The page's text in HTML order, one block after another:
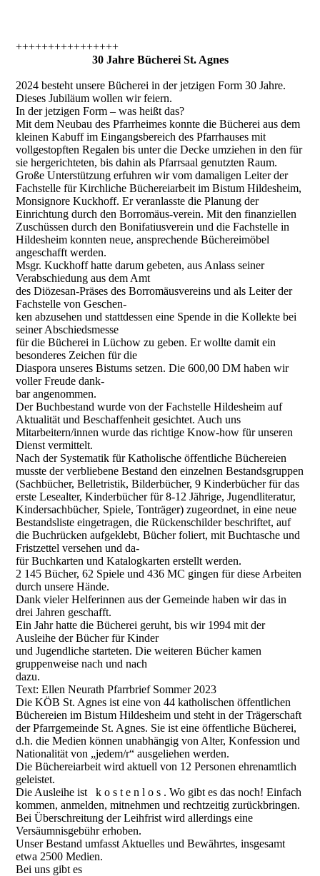
++++++++++++++++
30 Jahre Bücherei St. Agnes
2024 besteht unsere Bücherei in der jetzigen Form 30 Jahre.
Dieses Jubiläum wollen wir feiern.
In der jetzigen Form – was heißt das?
Mit dem Neubau des Pfarrheimes konnte die Bücherei aus dem
kleinen Kabuff im Eingangsbereich des Pfarrhauses mit
vollgestopften Regalen bis unter die Decke umziehen in den für
sie hergerichteten, bis dahin als Pfarrsaal genutzten Raum.
Große Unterstützung erfuhren wir vom damaligen Leiter der
Fachstelle für Kirchliche Büchereiarbeit im Bistum Hildesheim,
Monsignore Kuckhoff. Er veranlasste die Planung der
Einrichtung durch den Borromäus-verein. Mit den finanziellen
Zuschüssen durch den Bonifatiusverein und die Fachstelle in
Hildesheim konnten neue, ansprechende Büchereimöbel
angeschafft werden.
Msgr. Kuckhoff hatte darum gebeten, aus Anlass seiner
Verabschiedung aus dem Amt
des Diözesan-Präses des Borromäusvereins und als Leiter der
Fachstelle von Geschen-
ken abzusehen und stattdessen eine Spende in die Kollekte bei
seiner Abschiedsmesse
für die Bücherei in Lüchow zu geben. Er wollte damit ein
besonderes Zeichen für die
Diaspora unseres Bistums setzen. Die 600,00 DM haben wir
voller Freude dank-
bar angenommen.
Der Buchbestand wurde von der Fachstelle Hildesheim auf
Aktualität und Beschaffenheit gesichtet. Auch uns
Mitarbeitern/innen wurde das richtige Know-how für unseren
Dienst vermittelt.
Nach der Systematik für Katholische öffentliche Büchereien
musste der verbliebene Bestand den einzelnen Bestandsgruppen
(Sachbücher, Belletristik, Bilderbücher, 9 Kinderbücher für das
erste Lesealter, Kinderbücher für 8-12 Jährige, Jugendliteratur,
Kindersachbücher, Spiele, Tonträger) zugeordnet, in eine neue
Bestandsliste eingetragen, die Rückenschilder beschriftet, auf
die Buchrücken aufgeklebt, Bücher foliert, mit Buchtasche und
Fristzettel versehen und da-
für Buchkarten und Katalogkarten erstellt werden.
2 145 Bücher, 62 Spiele und 436 MC gingen für diese Arbeiten
durch unsere Hände.
Dank vieler Helferinnen aus der Gemeinde haben wir das in
drei Jahren geschafft.
Ein Jahr hatte die Bücherei geruht, bis wir 1994 mit der
Ausleihe der Bücher für Kinder
und Jugendliche starteten. Die weiteren Bücher kamen
gruppenweise nach und nach
dazu.
Text: Ellen Neurath Pfarrbrief Sommer 2023
Die KÖB St. Agnes ist eine von 44 katholischen öffentlichen
Büchereien im Bistum Hildesheim und steht in der Trägerschaft
der Pfarrgemeinde St. Agnes. Sie ist eine öffentliche Bücherei,
d.h. die Medien können unabhängig von Alter, Konfession und
Nationalität von „jedem/r“ ausgeliehen werden.
Die Büchereiarbeit wird aktuell von 12 Personen ehrenamtlich
geleistet.
Die Ausleihe ist k o s t e n l o s . Wo gibt es das noch! Einfach
kommen, anmelden, mitnehmen und rechtzeitig zurückbringen.
Bei Überschreitung der Leihfrist wird allerdings eine
Versäumnisgebühr erhoben.
Unser Bestand umfasst Aktuelles und Bewährtes, insgesamt
etwa 2500 Medien.
Bei uns gibt es